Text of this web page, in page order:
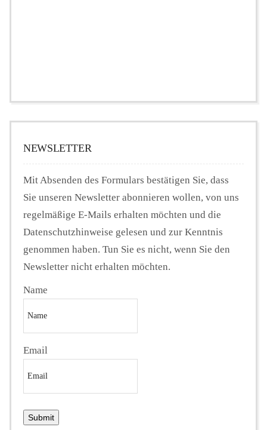
NEWSLETTER
Mit Absenden des Formulars bestätigen Sie, dass
Sie unseren Newsletter abonnieren wollen, von uns
regelmäßige E-Mails erhalten möchten und die
Datenschutzhinweise gelesen und zur Kenntnis
genommen haben. Tun Sie es nicht, wenn Sie den
Newsletter nicht erhalten möchten.
Name
Email